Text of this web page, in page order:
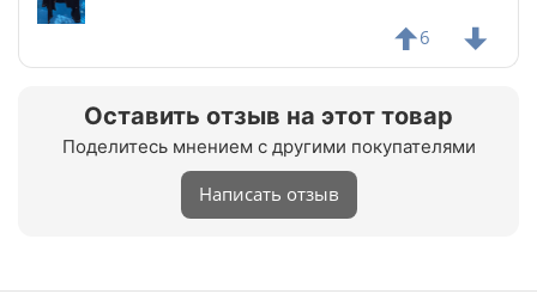
6
Оставить отзыв на этот товар
Поделитесь мнением с другими покупателями
Написать отзыв